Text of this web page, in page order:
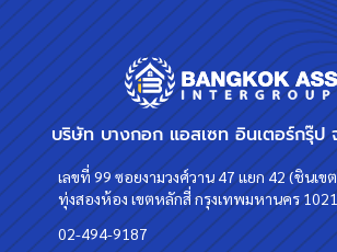
บริษัท บางกอก แอสเซท อินเตอร์กรุ๊ป
เลขที่ 99 ซอยงามวงศ์วาน 47 แยก 42 (ชินเข
ทุ่งสองห้อง เขตหลักสี่ กรุงเทพมหานคร
02-494-9187